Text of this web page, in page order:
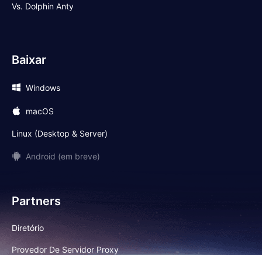
Vs. Dolphin Anty
Baixar
Windows
macOS
Linux (Desktop & Server)
Android (em breve)
Partners
Diretório
Provedor De Servidor Proxy